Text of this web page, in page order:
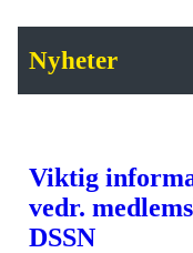
Nyheter
Viktig
vedr.
DSSN